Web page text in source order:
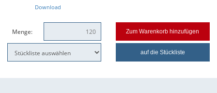
Download
Menge: Zum Warenkorb hinzufügen
auf die Stückliste